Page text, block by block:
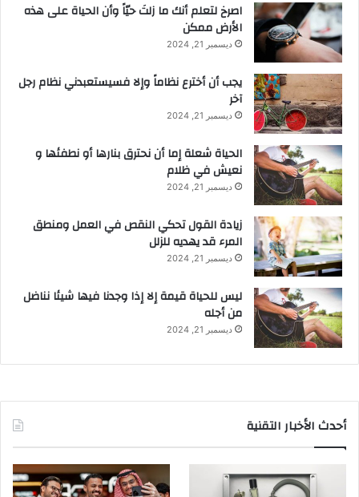
‫اصرخ لتعلم أنك ما زلتَ حيّاً وأن الحياة على هذه
الأرض ممكن
ديسمبر 21, 2024
يجب أن أخترع نظاماً وإلا فسيستعبدني نظام رجل
آخر
ديسمبر 21, 2024
الحياة شعلة إما أن نحترق بنارها أو نطفئها و
نعيش في ظلام
ديسمبر 21, 2024
زيادة القول تحكي النقص في العمل ومنطق
المرء قد يهديه للزلل
ديسمبر 21, 2024
ليس للحياة قيمة إلا إذا وجدنا فيها شيئا نناضل
من أجله
ديسمبر 21, 2024
أحدث الأخبار التقنية